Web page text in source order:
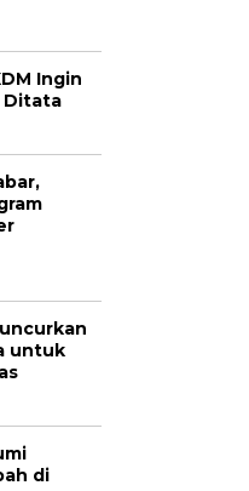
Ingin
Ditata
untuk
di